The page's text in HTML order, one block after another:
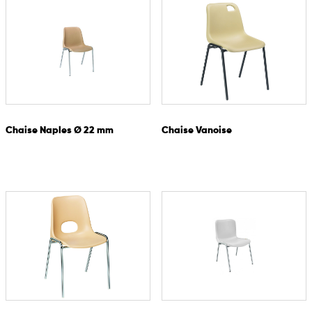
Chaise Naples Ø 22 mm Chaise Vanoise